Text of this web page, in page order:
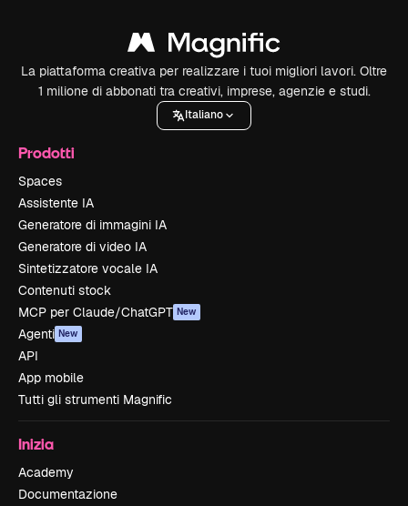
La piattaforma creativa per realizzare i tuoi migliori lavori. Oltre
1 milione di abbonati tra creativi, imprese, agenzie e studi.
Italiano
Prodotti
Spaces
Assistente IA
Generatore di immagini IA
Generatore di video IA
Sintetizzatore vocale IA
Contenuti stock
MCP per Claude/ChatGPT New
Agenti New
API
App mobile
Tutti gli strumenti Magnific
Inizia
Academy
Documentazione